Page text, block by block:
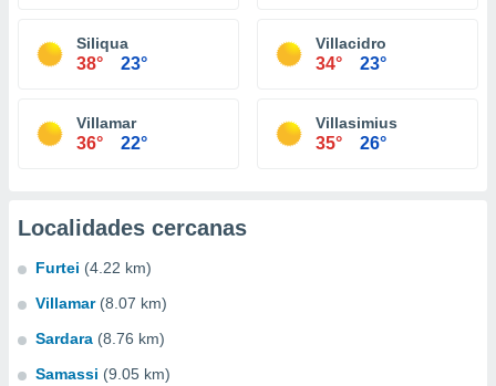
Siliqua
38° 23°
Villacidro
34° 23°
Villamar
36° 22°
Villasimius
35° 26°
Localidades cercanas
Furtei (4.22 km)
Villamar (8.07 km)
Sardara (8.76 km)
Samassi (9.05 km)